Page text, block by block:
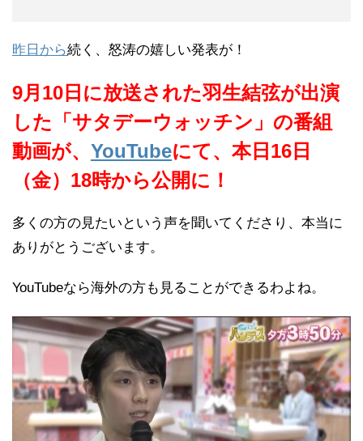
昨日から続く、怒涛の嬉しい発表が！
9月10日に放送された羽生結弦が出演
した「サタデーウォッチン」の番組
動画が、 YouTubeにて、本日16日
（金）18時から公開に！
多くの方の見たいという声を聞いてくださり、本当に
ありがとうございます。
YouTubeなら海外の方も見ることができるわよね。